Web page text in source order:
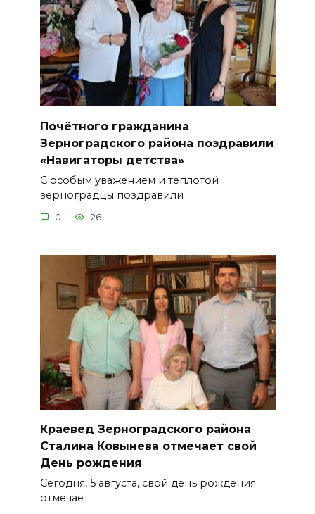
Почётного гражданина
Зерноградского района поздравили
«Навигаторы детства»
С особым уважением и теплотой
зерноградцы поздравили
0 26
Краевед Зерноградского района
Сталина Ковынева отмечает свой
День рождения
Сегодня, 5 августа, свой день рождения
отмечает